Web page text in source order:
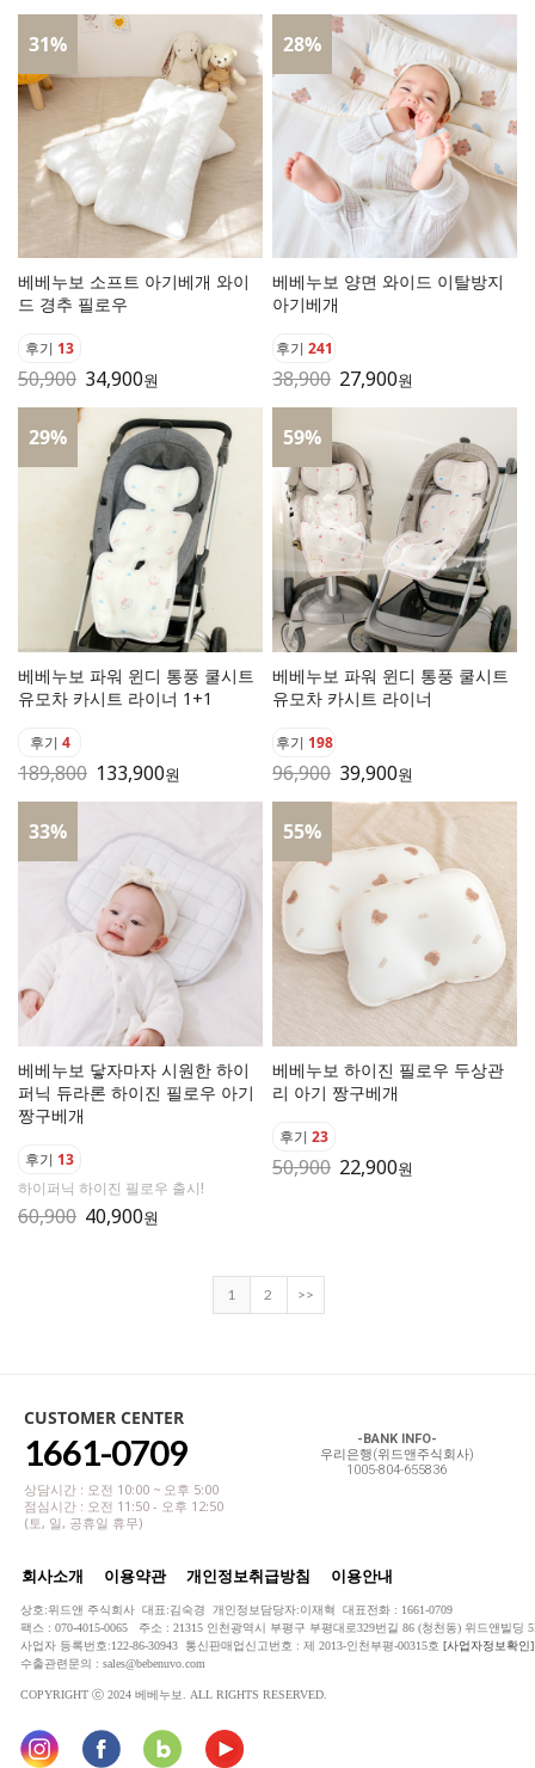
31%
베베누보 소프트 아기베개 와이
드 경추 필로우
후기 13
50,900 34,900원
28%
베베누보 양면 와이드 이탈방지
아기베개
후기 241
38,900 27,900원
29%
베베누보 파워 윈디 통풍 쿨시트
유모차 카시트 라이너 1+1
후기 4
189,800 133,900원
59%
베베누보 파워 윈디 통풍 쿨시트
유모차 카시트 라이너
후기 198
96,900 39,900원
33%
베베누보 닿자마자 시원한 하이
퍼닉 듀라론 하이진 필로우 아기
짱구베개
후기 13
하이퍼닉 하이진 필로우 출시!
60,900 40,900원
55%
베베누보 하이진 필로우 두상관
리 아기 짱구베개
후기23
50,900 22,900원
1 2 >>
CUSTOMER CENTER
1661-0709
상담시간 : 오전 10:00 ~ 오후 5:00
점심시간 : 오전 11:50 - 오후 12:50
(토, 일, 공휴일 휴무)
-BANK INFO-
우리은행(위드앤주식회사)
1005-804-655836
회사소개 이용약관 개인정보취급방침 이용안내
상호:위드앤 주식회사 대표:김숙경 개인정보담당자:이재혁 대표전화 : 1661-0709
팩스 : 070-4015-0065 주소 : 21315 인천광역시 부평구 부평대로329번길 86 (청천동) 위드앤빌딩
사업자 등록번호:122-86-30943 통신판매업신고번호 : 제 2013-인천부평-00315호 [사업자정보확인]
수출관련문의 : sales@bebenuvo.com
COPYRIGHT ⓒ 2024 베베누보. ALL RIGHTS RESERVED.